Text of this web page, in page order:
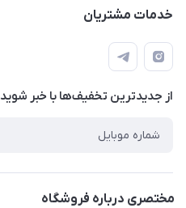
لیست محصولات
راهنما
خدمات مشتریان
پرداخت الکترونیکی امن
رویه ارسال کالا
حریم خصوصی
تماس با ما
از جدید‌ترین تخفیف‌ها با‌ خبر شوید
مختصری درباره فروشگاه